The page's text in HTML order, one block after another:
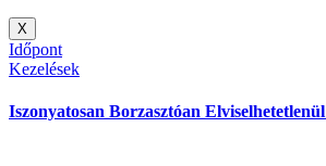
X
Időpont
Kezelések
Iszonyatosan Borzasztóan Elviselhetetlenül